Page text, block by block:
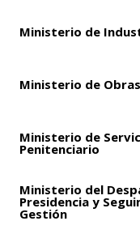
Ministerio de
Ministerio de
Ministerio de
Penitenciario
Ministerio del
Presidencia y
Gestión